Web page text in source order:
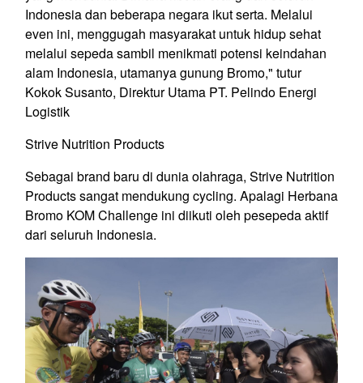
Indonesia dan beberapa negara ikut serta. Melalui
even ini, menggugah masyarakat untuk hidup sehat
melalui sepeda sambil menikmati potensi keindahan
alam Indonesia, utamanya gunung Bromo," tutur
Kokok Susanto, Direktur Utama PT. Pelindo Energi
Logistik
Strive Nutrition Products
Sebagai brand baru di dunia olahraga, Strive Nutrition
Products sangat mendukung cycling. Apalagi Herbana
Bromo KOM Challenge ini diikuti oleh pesepeda aktif
dari seluruh Indonesia.